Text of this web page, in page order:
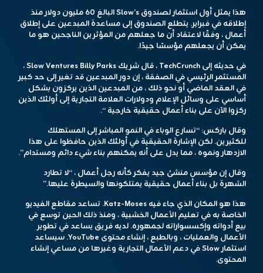
هذا يمثل أول استثمار لصندوق Slow’s البالغ 60 مليون دولار منذ
إطلاقه في فبراير. يتطلع الصندوق إلى مساعدة المبدعين على إطلاق
أعمال ، وفقًا لاعتقاد أن ما جعلهم من المؤثرين الناجحين هو ما
يمكن أن يجعلهم مؤسسًا جيدًا.
في حديثه إلى TechCrunch ، قال شريك Slow Ventures Billy Parks ،
المستثمر الرئيسي في الصفقة ، إن دور المبدعين قد تغير إلى حد كبير
في العقد الماضي أو نحو ذلك ، من المبدعين الذين يركزون بشكل
أساسي على وسائل الإعلام ودولارات العلامة التجارية إلى أولئك الذين
ركزوا الآن على بناء أعمال حقيقية خارجية “.
وقال باركس: “تسارع الوباء في النمو المباشر إلى المستهلك
للكثيرين. لكن الإشارة الحقيقية في أولئك الذين حافظوا على هذا
الازدهار ونموه ، مما يدل على أنه يمكنهم بناء شيء دائم ومستدام”.
وقال إن مؤسس منشئ جيد يفكر كأنه رجل أعمال ، “لا تطارد
الشهرة بل بناء أعمال حقيقية يمتلكونها والسيطرة عليها.”
هذا هو المكان الذي جاء فيه Katz-Moses. تساعد مقاطع الفيديو
الخاصة به في تعليم الأعمال الخشبية ، ومنذ ذلك الحين توسع في
بيع أدواته وإكسسواراته لجمهوره. لديه فريق يساعد في تطوير
الأعمال والعمليات ، وبالطبع ، إنشاء محتوى YouTube. سيساعد
استثمار Slow في دعم الأعمال التجارية وغيرها من مساعي إنشاء
المحتوى.